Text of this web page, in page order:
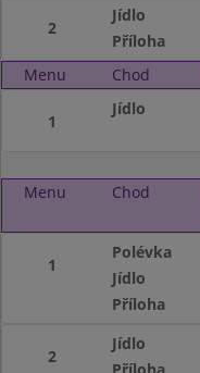
2
Jídlo
Příloha
Menu
Chod
1
Jídlo
Menu Chod
1
Polévka
Jídlo
Příloha
2
Jídlo